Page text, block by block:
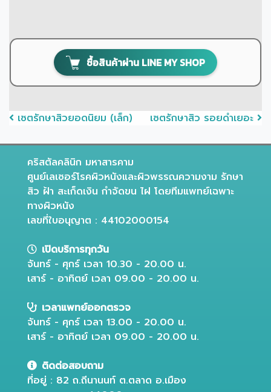
ซื้อสินค้าผ่าน LINE MY SHOP
Post navigation
เซตรักษาสิวยอดนิยม (เล็ก) เซตรักษาสิว รอยดําเยอะ
คริสตัลคลินิก มหาสารคาม
ศูนย์เลเซอร์โรคผิวหนังและผิวพรรณความงาม รักษา
สิว ฝ้า สะเก็ดเงิน กำจัดขน ไฝ โดยทีมแพทย์เฉพาะ
ทางผิวหนัง
เลขที่ใบอนุญาต : 44102000154
เปิดบริการทุกวัน
จันทร์ - ศุกร์ เวลา 10.30 - 20.00 น.
เสาร์ - อาทิตย์ เวลา 09.00 - 20.00 น.
เวลาแพทย์ออกตรวจ
จันทร์ - ศุกร์ เวลา 13.00 - 20.00 น.
เสาร์ - อาทิตย์ เวลา 09.00 - 20.00 น.
ติดต่อสอบถาม
ที่อยู่ : 82 ถ.ถีนานนท์ ต.ตลาด อ.เมือง